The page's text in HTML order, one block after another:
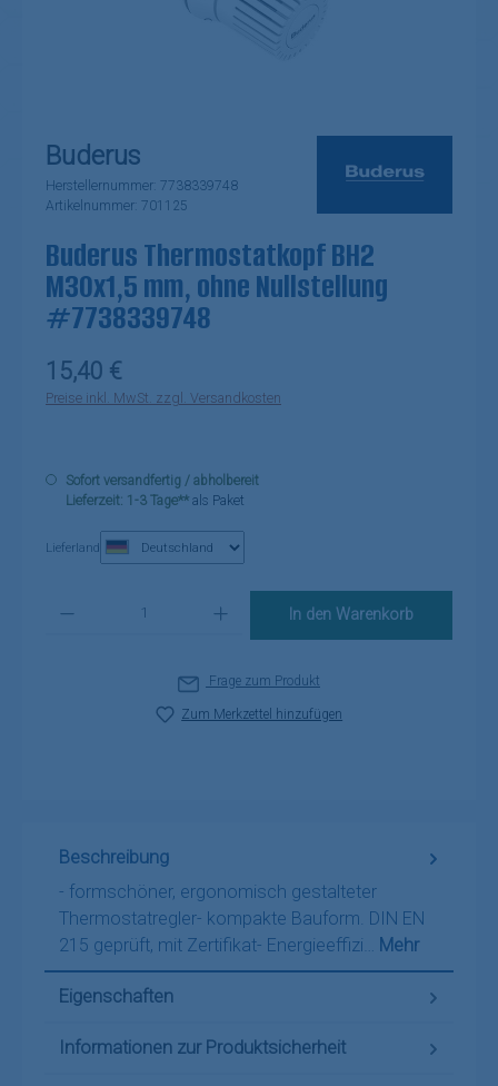
Buderus
Herstellernummer: 7738339748
Artikelnummer: 701125
Buderus Thermostatkopf BH2
M30x1,5 mm, ohne Nullstellung
#7738339748
Regulärer Preis:
15,40 €
Preise inkl. MwSt. zzgl. Versandkosten
Sofort versandfertig / abholbereit
Lieferzeit: 1-3 Tage** als Paket
Lieferland
In den Warenkorb
Frage zum Produkt
Zum Merkzettel hinzufügen
Beschreibung
- formschöner, ergonomisch gestalteter
Thermostatregler- kompakte Bauform. DIN EN
215 geprüft, mit Zertifikat- Energieeffizi…
Mehr
Eigenschaften
Informationen zur Produktsicherheit